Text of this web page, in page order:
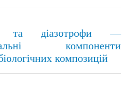
та діазотрофи —
компоненти
композицій